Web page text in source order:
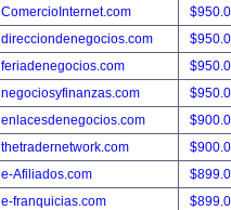
ComercioInternet.com
direcciondenegocios.com
feriadenegocios.com
negociosyfinanzas.com
enlacesdenegocios.com
thetradernetwork.com
e-Afiliados.com
e-franquicias.com